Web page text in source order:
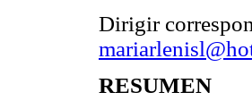
Dirigir
RESUMEN